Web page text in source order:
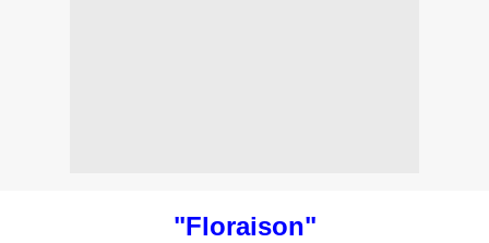
"Floraison"